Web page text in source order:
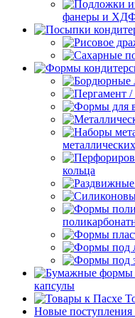
фанеры и
кольца
капсулы
Новые поступления